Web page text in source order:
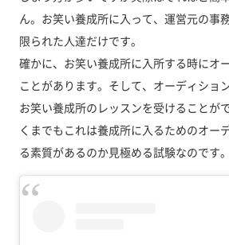
ん。お笑い養成所に入って、運営元の事
限られた人達だけです。
確かに、お笑い養成所に入所する時にオ
ことがあります。そして、オーディショ
お笑い養成所のレッスンを受けることが
くまでもこれは養成所に入るためのオー
る素質があるのか見極める試験なのです。